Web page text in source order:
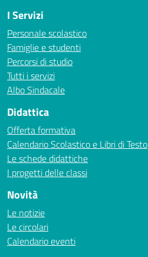
I Servizi
Personale scolastico
Famiglie e studenti
Percorsi di studio
Tutti i servizi
Albo Sindacale
Didattica
Offerta formativa
Calendario Scolastico e Libri di Testo
Le schede didattiche
I progetti delle classi
Novità
Le notizie
Le circolari
Calendario eventi